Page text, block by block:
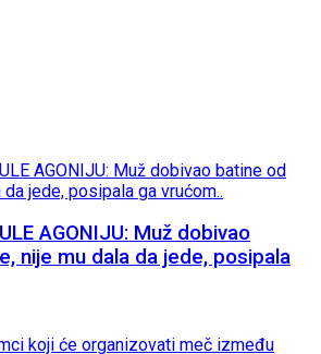
AGONIJU: Muž dobivao
nije mu dala da jede, posipala